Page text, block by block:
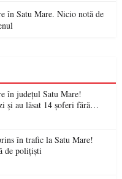
în Satu Mare. Nicio notă de
în județul Satu Mare!
și au lăsat 14 șoferi fără
în trafic la Satu Mare!
de polițiști